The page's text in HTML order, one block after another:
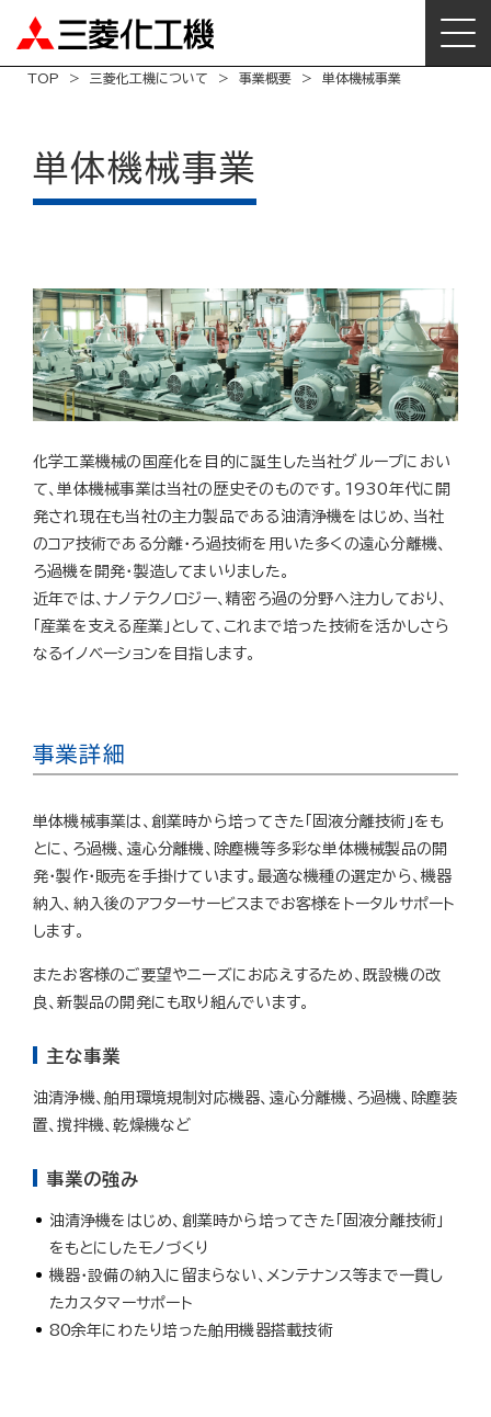
TOP 三菱化工機について 事業概要 単体機械事業
単体機械事業
化学工業機械の国産化を目的に誕生した当社グループにおい
て、単体機械事業は当社の歴史そのものです。1930年代に開
発され現在も当社の主力製品である油清浄機をはじめ、当社
のコア技術である分離・ろ過技術を用いた多くの遠心分離機、
ろ過機を開発・製造してまいりました。
近年では、ナノテクノロジー、精密ろ過の分野へ注力しており、
「産業を支える産業」として、これまで培った技術を活かしさら
なるイノベーションを目指します。
事業詳細
単体機械事業は、創業時から培ってきた「固液分離技術」をも
とに、ろ過機、遠心分離機、除塵機等多彩な単体機械製品の開
発・製作・販売を手掛けています。最適な機種の選定から、機器
納入、納入後のアフターサービスまでお客様をトータルサポート
します。
またお客様のご要望やニーズにお応えするため、既設機の改
良、新製品の開発にも取り組んでいます。
主な事業
油清浄機、舶用環境規制対応機器、遠心分離機、ろ過機、除塵装
置、撹拌機、乾燥機など
事業の強み
油清浄機をはじめ、創業時から培ってきた「固液分離技術」
をもとにしたモノづくり
機器・設備の納入に留まらない、メンテナンス等まで一貫し
たカスタマーサポート
80余年にわたり培った舶用機器搭載技術